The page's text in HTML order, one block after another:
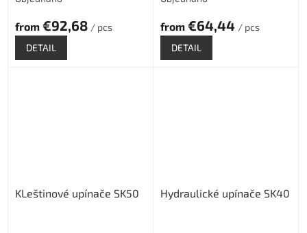
from €92,68 / pcs
DETAIL
from €64,44 / pcs
DETAIL
KLeštinové upínače SK50 Hydraulické upínače SK40